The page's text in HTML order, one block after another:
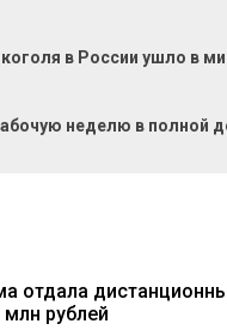
в России ушло в
неделю в полной
отдала
рублей